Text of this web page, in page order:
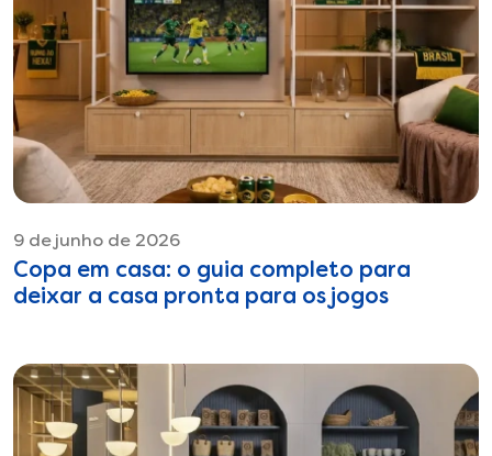
9 de junho de 2026
Copa em casa: o guia completo para
deixar a casa pronta para os jogos